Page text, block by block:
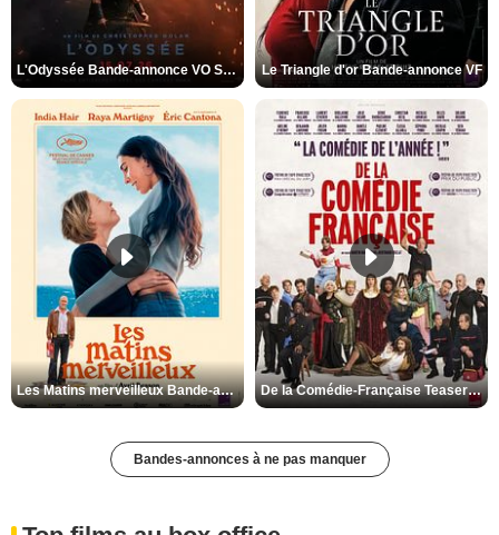
L'Odyssée Bande-annonce VO STFR Le Triangle d'or Bande-annonce VF
Les Matins merveilleux Bande-annonce VF De la Comédie-Française Teaser VF
Bandes-annonces à ne pas manquer